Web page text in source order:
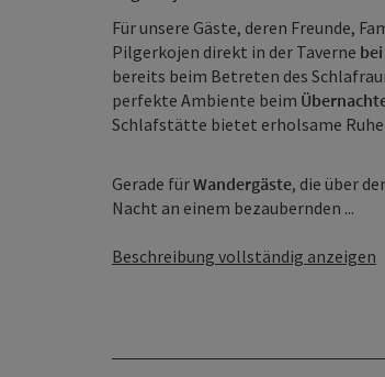
Für unsere Gäste, deren Freunde,
Pilgerkojen direkt in der Taverne
bereits beim Betreten des
perfekte Ambiente beim
Schlafstätte bietet erholsame
Gerade fürWandergäste, die über
Nacht an einem bezaubernden ...
Beschreibung vollständig anzeigen